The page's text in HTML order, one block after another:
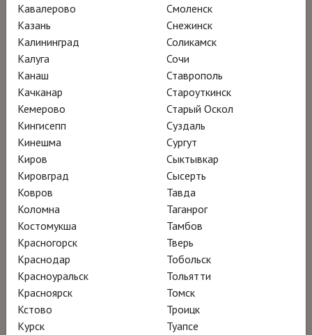
Среди его героев – президент Джон
Фицджеральд Кеннеди, Энди Уорхол,
Рудольф Нуреев и Арнольд Шварцнеггер. А
в 1987 году Джейми отправился в
Ленинград, чтобы открыть
беспрецедентную выставку живописи трёх
поколений Уайетов.
Портрет как путь поиска: встреча
НИКОЛАЯ РЫНДИНА со зрителями на
показе фильма об ЭНДРЮ УАЙЕТЕ
Смотреть онлайн за 370 ₽
Кавалерово
Казань
Калининград
Калуга
Канаш
Качканар
Кемерово
Кингисепп
Кинешма
Киров
Кировград
Ковров
Коломна
Костомукша
Красногорск
Краснодар
Красноуральск
Красноярск
Кстово
Курск
Смоленск
Снежинск
Соликамск
Сочи
Ставрополь
Староуткинск
Старый Оскол
Суздаль
Сургут
Сыктывкар
Сысерть
Тавда
Таганрог
Тамбов
Тверь
Тобольск
Тольятти
Томск
Троицк
Туапсе